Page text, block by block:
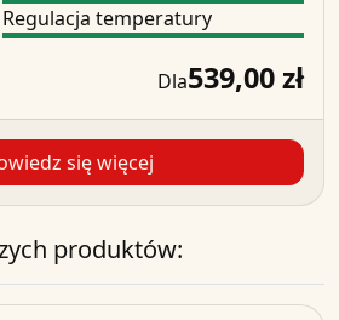
Regulacja temperatury
Dla539,00 zł
się więcej
produktów: